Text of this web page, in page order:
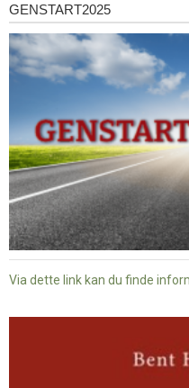
Genstart2025
GENSTART2025
Via dette link kan du finde